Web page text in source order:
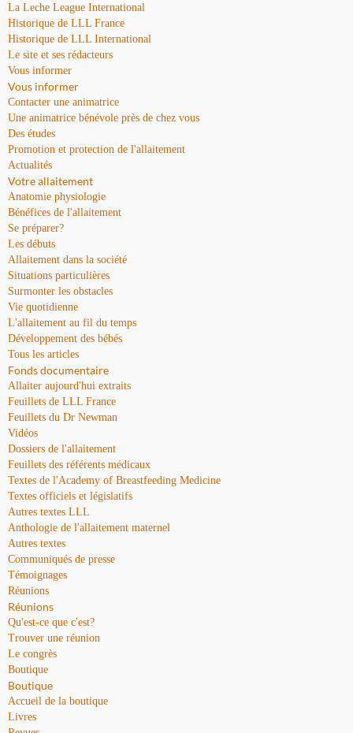
La Leche League International
Historique de LLL France
Historique de LLL International
Le site et ses rédacteurs
Vous informer
Vous informer
Contacter une animatrice
Une animatrice bénévole près de chez vous
Des études
Promotion et protection de l'allaitement
Actualités
Votre allaitement
Anatomie physiologie
Bénéfices de l'allaitement
Se préparer?
Les débuts
Allaitement dans la société
Situations particulières
Surmonter les obstacles
Vie quotidienne
L'allaitement au fil du temps
Développement des bébés
Tous les articles
Fonds documentaire
Allaiter aujourd'hui extraits
Feuillets de LLL France
Feuillets du Dr Newman
Vidéos
Dossiers de l'allaitement
Feuillets des référents médicaux
Textes de l'Academy of Breastfeeding Medicine
Textes officiels et législatifs
Autres textes LLL
Anthologie de l'allaitement maternel
Autres textes
Communiqués de presse
Témoignages
Réunions
Réunions
Qu'est-ce que c'est?
Trouver une réunion
Le congrès
Boutique
Boutique
Accueil de la boutique
Livres